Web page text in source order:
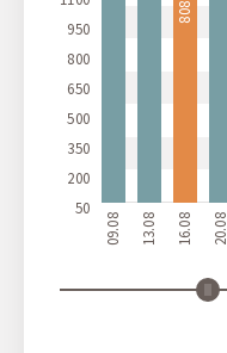
950
800
650
500
350
200
50
09.08 13.08 16.08 20.08